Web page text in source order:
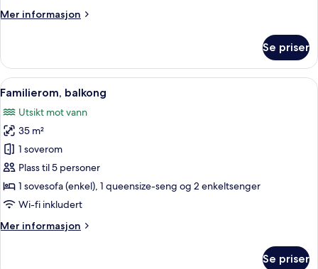
Mer informasjon
Mer
eller
tremannsrom
med
Se priser
Åpne
alle
bildene
av
Familierom,
balkong
Familierom, balkong | Minibar,
9
Familierom, balkong
Utsikt mot vann
35 m²
1 soverom
Plass til 5 personer
1 sovesofa (enkel), 1 queensize-seng og 2 enkeltsenger
Wi-fi inkludert
Mer informasjon
Mer
Se priser